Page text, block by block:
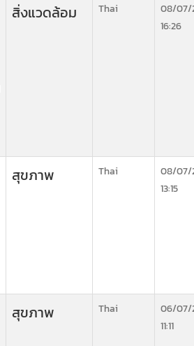
สิ่งแวดล้อม Thai
08/07/
16:26
สุขภาพ Thai
08/07/
13:15
สุขภาพ Thai
06/07/
11:11